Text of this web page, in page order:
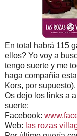
En total habrá 115
ellos? Yo voy a
tengo suerte y me
haga compañía
Kors, por supuesto).
Os dejo los links a
suerte:
Facebook:
Web: las rozas